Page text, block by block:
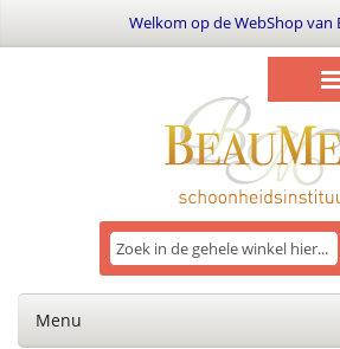
Welkom op de WebShop van
Menu